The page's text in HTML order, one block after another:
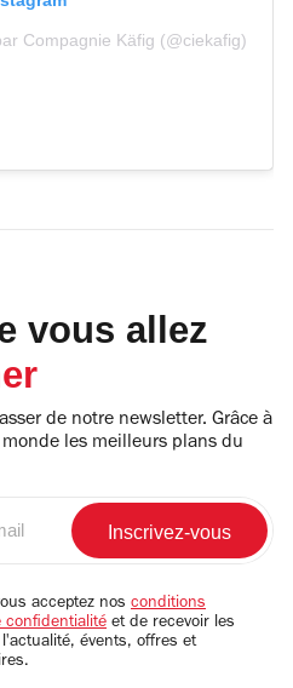
Compagnie Käfig (@ciekafig)
vous allez
de notre newsletter. Grâce à
les meilleurs plans du
acceptez nos conditions
confidentialité et de recevoir les
évents, offres et